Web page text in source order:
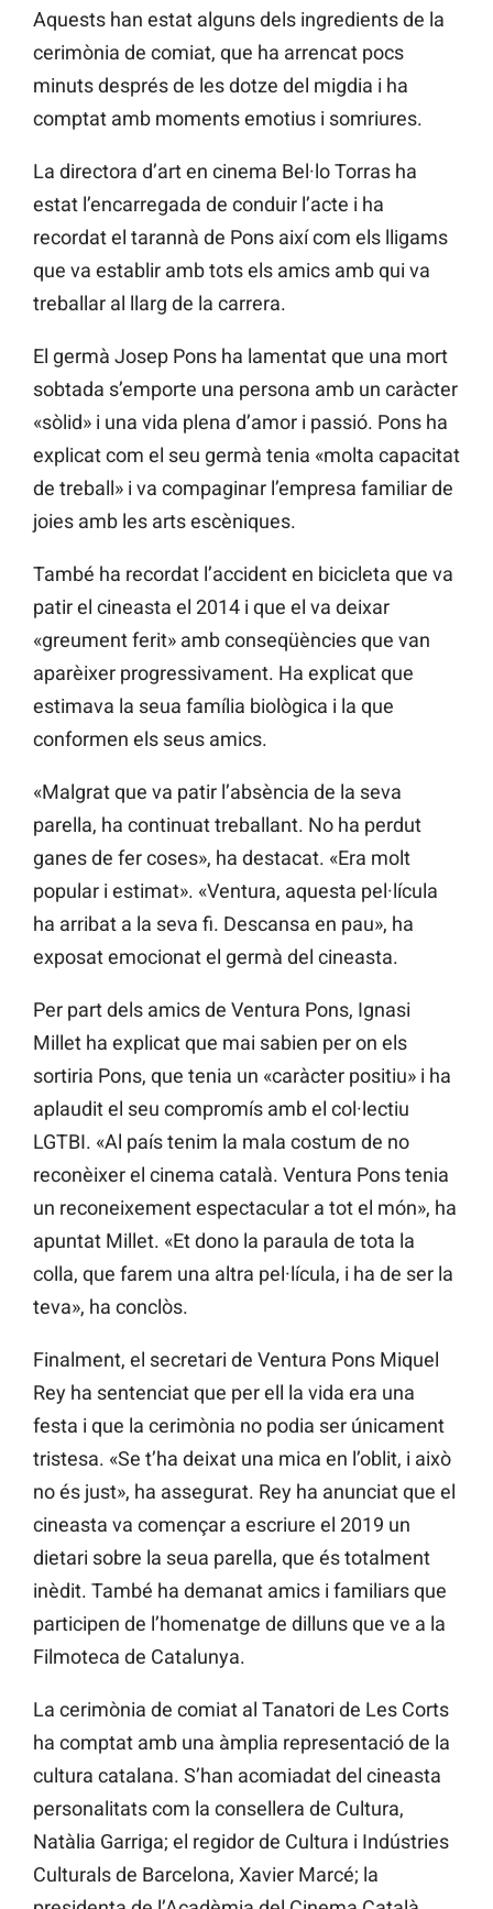
Aquests han estat alguns dels ingredients de la
cerimònia de comiat, que ha arrencat pocs
minuts després de les dotze del migdia i ha
comptat amb moments emotius i somriures.
La directora d’art en cinema Bel·lo Torras ha
estat l’encarregada de conduir l’acte i ha
recordat el tarannà de Pons així com els lligams
que va establir amb tots els amics amb qui va
treballar al llarg de la carrera.
El germà Josep Pons ha lamentat que una mort
sobtada s’emporte una persona amb un caràcter
«sòlid» i una vida plena d’amor i passió. Pons ha
explicat com el seu germà tenia «molta capacitat
de treball» i va compaginar l’empresa familiar de
joies amb les arts escèniques.
També ha recordat l’accident en bicicleta que va
patir el cineasta el 2014 i que el va deixar
«greument ferit» amb conseqüències que van
aparèixer progressivament. Ha explicat que
estimava la seua família biològica i la que
conformen els seus amics.
«Malgrat que va patir l’absència de la seva
parella, ha continuat treballant. No ha perdut
ganes de fer coses», ha destacat. «Era molt
popular i estimat». «Ventura, aquesta pel·lícula
ha arribat a la seva fi. Descansa en pau», ha
exposat emocionat el germà del cineasta.
Per part dels amics de Ventura Pons, Ignasi
Millet ha explicat que mai sabien per on els
sortiria Pons, que tenia un «caràcter positiu» i ha
aplaudit el seu compromís amb el col·lectiu
LGTBI. «Al país tenim la mala costum de no
reconèixer el cinema català. Ventura Pons tenia
un reconeixement espectacular a tot el món», ha
apuntat Millet. «Et dono la paraula de tota la
colla, que farem una altra pel·lícula, i ha de ser la
teva», ha conclòs.
Finalment, el secretari de Ventura Pons Miquel
Rey ha sentenciat que per ell la vida era una
festa i que la cerimònia no podia ser únicament
tristesa. «Se t’ha deixat una mica en l’oblit, i això
no és just», ha assegurat. Rey ha anunciat que el
cineasta va començar a escriure el 2019 un
dietari sobre la seua parella, que és totalment
inèdit. També ha demanat amics i familiars que
participen de l’homenatge de dilluns que ve a la
Filmoteca de Catalunya.
La cerimònia de comiat al Tanatori de Les Corts
ha comptat amb una àmplia representació de la
cultura catalana. S’han acomiadat del cineasta
personalitats com la consellera de Cultura,
Natàlia Garriga; el regidor de Cultura i Indústries
Culturals de Barcelona, Xavier Marcé; la